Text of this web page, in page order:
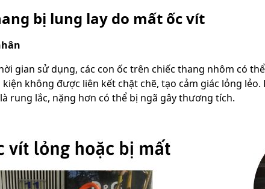
bị lung lay do mất ốc vít
gian sử dụng, các con ốc trên chiếc thang nhôm có
kiện không được liên kết chặt chẽ, tạo cảm giác lỏng
rung lắc, nặng hơn có thể bị ngã gây thương tích.